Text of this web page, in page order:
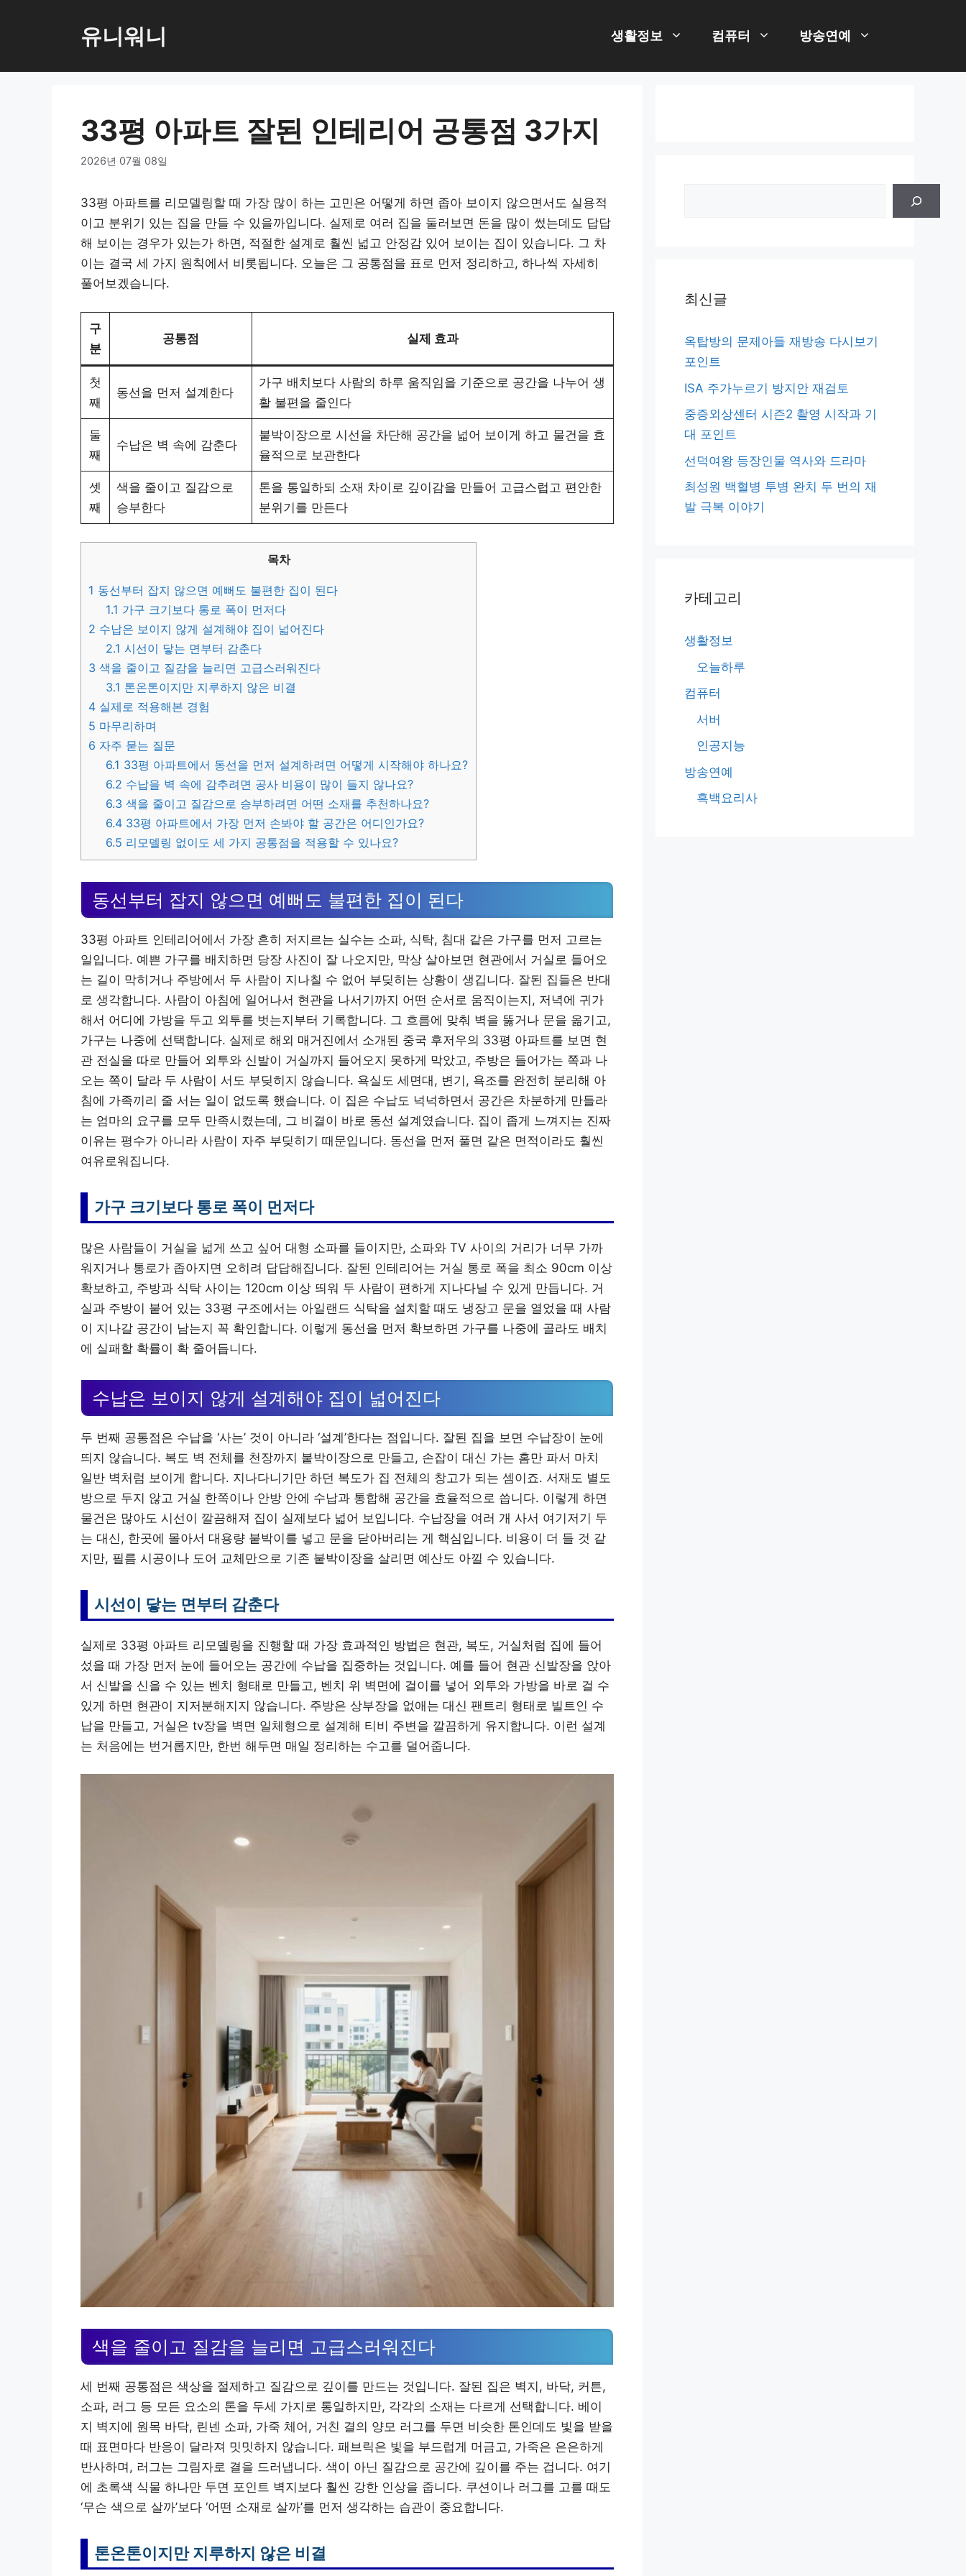
로
유니워니 생활정보 컴퓨터 방송연예
33평 아파트 잘된 인테리어 공통점 3가지
2026년 07월 08일
33평 아파트를 리모델링할 때 가장 많이 하는 고민은 어떻게 하면 좁아 보이지 않으면서도 실용적
이고 분위기 있는 집을 만들 수 있을까입니다. 실제로 여러 집을 둘러보면 돈을 많이 썼는데도 답답
해 보이는 경우가 있는가 하면, 적절한 설계로 훨씬 넓고 안정감 있어 보이는 집이 있습니다. 그 차
이는 결국 세 가지 원칙에서 비롯됩니다. 오늘은 그 공통점을 표로 먼저 정리하고, 하나씩 자세히
풀어보겠습니다.
구
분
공통점 실제 효과
첫
째
동선을 먼저 설계한다
가구 배치보다 사람의 하루 움직임을 기준으로 공간을 나누어 생
활 불편을 줄인다
둘
째
수납은 벽 속에 감춘다
붙박이장으로 시선을 차단해 공간을 넓어 보이게 하고 물건을 효
율적으로 보관한다
셋
째
색을 줄이고 질감으로
승부한다
톤을 통일하되 소재 차이로 깊이감을 만들어 고급스럽고 편안한
분위기를 만든다
목차
1 동선부터 잡지 않으면 예뻐도 불편한 집이 된다
1.1 가구 크기보다 통로 폭이 먼저다
2 수납은 보이지 않게 설계해야 집이 넓어진다
2.1 시선이 닿는 면부터 감춘다
3 색을 줄이고 질감을 늘리면 고급스러워진다
3.1 톤온톤이지만 지루하지 않은 비결
4 실제로 적용해본 경험
5 마무리하며
6 자주 묻는 질문
6.1 33평 아파트에서 동선을 먼저 설계하려면 어떻게 시작해야 하나요?
6.2 수납을 벽 속에 감추려면 공사 비용이 많이 들지 않나요?
6.3 색을 줄이고 질감으로 승부하려면 어떤 소재를 추천하나요?
6.4 33평 아파트에서 가장 먼저 손봐야 할 공간은 어디인가요?
6.5 리모델링 없이도 세 가지 공통점을 적용할 수 있나요?
동선부터 잡지 않으면 예뻐도 불편한 집이 된다
33평 아파트 인테리어에서 가장 흔히 저지르는 실수는 소파, 식탁, 침대 같은 가구를 먼저 고르는
일입니다. 예쁜 가구를 배치하면 당장 사진이 잘 나오지만, 막상 살아보면 현관에서 거실로 들어오
는 길이 막히거나 주방에서 두 사람이 지나칠 수 없어 부딪히는 상황이 생깁니다. 잘된 집들은 반대
로 생각합니다. 사람이 아침에 일어나서 현관을 나서기까지 어떤 순서로 움직이는지, 저녁에 귀가
해서 어디에 가방을 두고 외투를 벗는지부터 기록합니다. 그 흐름에 맞춰 벽을 뚫거나 문을 옮기고,
가구는 나중에 선택합니다. 실제로 해외 매거진에서 소개된 중국 후저우의 33평 아파트를 보면 현
관 전실을 따로 만들어 외투와 신발이 거실까지 들어오지 못하게 막았고, 주방은 들어가는 쪽과 나
오는 쪽이 달라 두 사람이 서도 부딪히지 않습니다. 욕실도 세면대, 변기, 욕조를 완전히 분리해 아
침에 가족끼리 줄 서는 일이 없도록 했습니다. 이 집은 수납도 넉넉하면서 공간은 차분하게 만들라
는 엄마의 요구를 모두 만족시켰는데, 그 비결이 바로 동선 설계였습니다. 집이 좁게 느껴지는 진짜
이유는 평수가 아니라 사람이 자주 부딪히기 때문입니다. 동선을 먼저 풀면 같은 면적이라도 훨씬
여유로워집니다.
가구 크기보다 통로 폭이 먼저다
많은 사람들이 거실을 넓게 쓰고 싶어 대형 소파를 들이지만, 소파와 TV 사이의 거리가 너무 가까
워지거나 통로가 좁아지면 오히려 답답해집니다. 잘된 인테리어는 거실 통로 폭을 최소 90cm 이상
확보하고, 주방과 식탁 사이는 120cm 이상 띄워 두 사람이 편하게 지나다닐 수 있게 만듭니다. 거
실과 주방이 붙어 있는 33평 구조에서는 아일랜드 식탁을 설치할 때도 냉장고 문을 열었을 때 사람
이 지나갈 공간이 남는지 꼭 확인합니다. 이렇게 동선을 먼저 확보하면 가구를 나중에 골라도 배치
에 실패할 확률이 확 줄어듭니다.
수납은 보이지 않게 설계해야 집이 넓어진다
두 번째 공통점은 수납을 ‘사는’ 것이 아니라 ‘설계’한다는 점입니다. 잘된 집을 보면 수납장이 눈에
띄지 않습니다. 복도 벽 전체를 천장까지 붙박이장으로 만들고, 손잡이 대신 가는 홈만 파서 마치
일반 벽처럼 보이게 합니다. 지나다니기만 하던 복도가 집 전체의 창고가 되는 셈이죠. 서재도 별도
방으로 두지 않고 거실 한쪽이나 안방 안에 수납과 통합해 공간을 효율적으로 씁니다. 이렇게 하면
물건은 많아도 시선이 깔끔해져 집이 실제보다 넓어 보입니다. 수납장을 여러 개 사서 여기저기 두
는 대신, 한곳에 몰아서 대용량 붙박이를 넣고 문을 닫아버리는 게 핵심입니다. 비용이 더 들 것 같
지만, 필름 시공이나 도어 교체만으로 기존 붙박이장을 살리면 예산도 아낄 수 있습니다.
시선이 닿는 면부터 감춘다
실제로 33평 아파트 리모델링을 진행할 때 가장 효과적인 방법은 현관, 복도, 거실처럼 집에 들어
섰을 때 가장 먼저 눈에 들어오는 공간에 수납을 집중하는 것입니다. 예를 들어 현관 신발장을 앉아
서 신발을 신을 수 있는 벤치 형태로 만들고, 벤치 위 벽면에 걸이를 넣어 외투와 가방을 바로 걸 수
있게 하면 현관이 지저분해지지 않습니다. 주방은 상부장을 없애는 대신 팬트리 형태로 빌트인 수
납을 만들고, 거실은 tv장을 벽면 일체형으로 설계해 티비 주변을 깔끔하게 유지합니다. 이런 설계
는 처음에는 번거롭지만, 한번 해두면 매일 정리하는 수고를 덜어줍니다.
색을 줄이고 질감을 늘리면 고급스러워진다
세 번째 공통점은 색상을 절제하고 질감으로 깊이를 만드는 것입니다. 잘된 집은 벽지, 바닥, 커튼,
소파, 러그 등 모든 요소의 톤을 두세 가지로 통일하지만, 각각의 소재는 다르게 선택합니다. 베이
지 벽지에 원목 바닥, 린넨 소파, 가죽 체어, 거친 결의 양모 러그를 두면 비슷한 톤인데도 빛을 받을
때 표면마다 반응이 달라져 밋밋하지 않습니다. 패브릭은 빛을 부드럽게 머금고, 가죽은 은은하게
반사하며, 러그는 그림자로 결을 드러냅니다. 색이 아닌 질감으로 공간에 깊이를 주는 겁니다. 여기
에 초록색 식물 하나만 두면 포인트 벽지보다 훨씬 강한 인상을 줍니다. 쿠션이나 러그를 고를 때도
‘무슨 색으로 살까’보다 ‘어떤 소재로 살까’를 먼저 생각하는 습관이 중요합니다.
톤온톤이지만 지루하지 않은 비결
최신글
옥탑방의 문제아들 재방송 다시보기
포인트
ISA 주가누르기 방지안 재검토
중증외상센터 시즌2 촬영 시작과 기
대 포인트
선덕여왕 등장인물 역사와 드라마
최성원 백혈병 투병 완치 두 번의 재
발 극복 이야기
카테고리
생활정보
오늘하루
컴퓨터
서버
인공지능
방송연예
흑백요리사